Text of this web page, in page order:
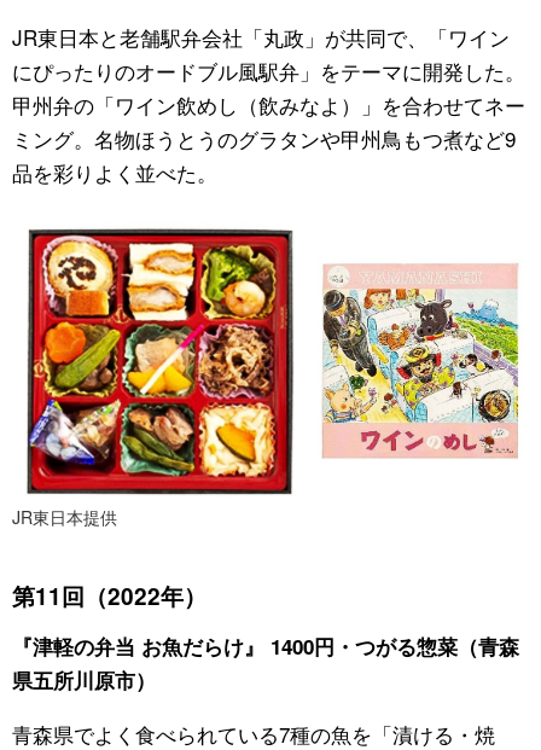
JR東日本と老舗駅弁会社「丸政」が共同で、「ワイン
にぴったりのオードブル風駅弁」をテーマに開発した。
甲州弁の「ワイン飲めし（飲みなよ）」を合わせてネー
ミング。名物ほうとうのグラタンや甲州鳥もつ煮など9
品を彩りよく並べた。
JR東日本提供
第11回（2022年）
『津軽の弁当 お魚だらけ』 1400円・つがる惣菜（青森
県五所川原市）
青森県でよく食べられている7種の魚を「漬ける・焼